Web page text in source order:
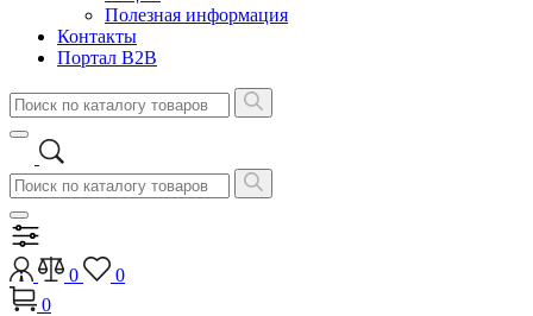
Полезная информация
Контакты
Портал B2B
0
0
0